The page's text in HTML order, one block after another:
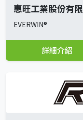
惠旺工業股份有
EVERWIN®
詳細介紹